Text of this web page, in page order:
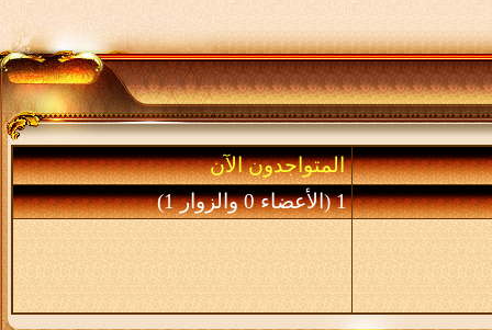
المتواجدون الآن
1 (الأعضاء 0 والزوار 1)